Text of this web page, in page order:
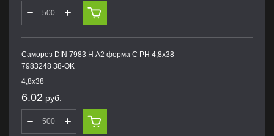
Саморез DIN 7983 H А2 форма С PH 4,8х38
7983248 38-OK
4,8х38
6.02 руб.